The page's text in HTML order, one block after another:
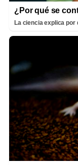
¿Por qué se
La ciencia explica por